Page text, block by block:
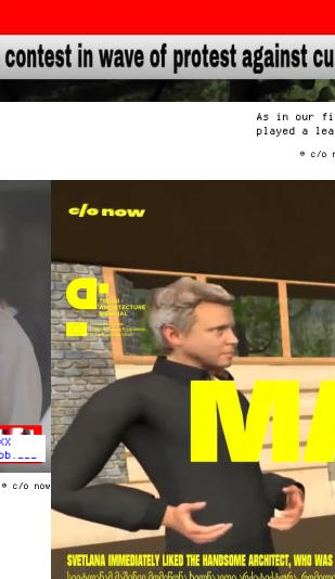
As in our
played a
© c/o
© c/o now